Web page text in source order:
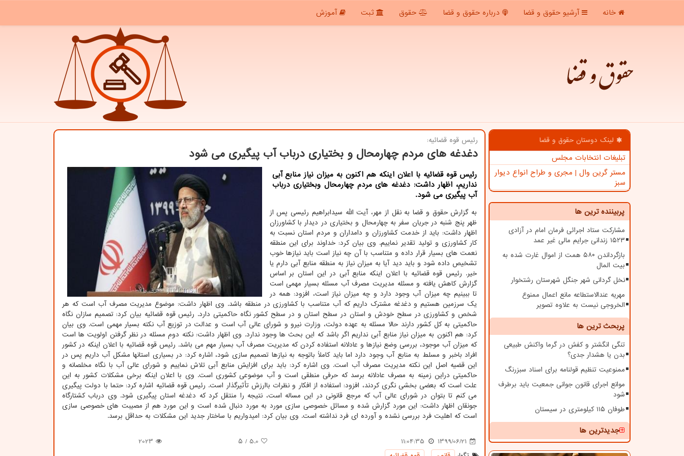
خانه آرشیو حقوق و قضا درباره حقوق و قضا حقوق ثبت آموزش
حقوق و قضا
لینک دوستان حقوق و قضا
تبلیغات انتخابات مجلس
مستر گرین وال | مجری و طراح انواع دیوار
سبز
پربیننده ترین ها
مشارکت ستاد اجرائی فرمان امام در آزادی
۱۵۲۳ زندانی جرایم مالی غیر عمد
بازگرداندن ۵۸۰ همت از اموال غارت شده به
بیت المال
نخل گردانی شهر جنگل شهرستان رشتخوار
مهریه عندالاستطاعه مانع اعمال ممنوع
الخروجی نیست به علاوه تصویر
پربحث ترین ها
تنگی انگشتر و کفش در گرما واکنش طبیعی
بدن یا هشدار جدی؟
ممنوعیت تنظیم قولنامه برای اسناد سبزرنگ
موانع اجرای قانون جوانی جمعیت باید برطرف
شود
طوفان ۱۱۵ کیلومتری در سیستان
جدیدترین ها
رئیس قوه قضائیه:
دغدغه های مردم چهارمحال و بختیاری درباب آب پیگیری می شود
رئیس قوه قضائیه با اعلان اینكه هم اكنون به میزان نیاز منابع آبی
نداریم، اظهار داشت: دغدغه های مردم چهارمحال وبختیاری درباب
آب پیگیری می شود.
به گزارش حقوق و قضا به نقل از مهر، آیت الله سیدابراهیم رئیسی پس از
ظهر پنج شنبه در جریان سفر به چهارمحال و بختیاری در دیدار با کشاورزان
اظهار داشت: باید از خدمت کشاورزان و دامداران و مردم استان نسبت به
کار کشاورزی و تولید تقدیر نماییم. وی بیان کرد: خداوند برای این منطقه
نعمت های بسیار قرار داده و متناسب با آن چه نیاز است باید نیازها خوب
تشخیص داده شود و باید دید آیا به میزان نیاز به منطقه منابع آبی دارم یا
خیر. رئیس قوه قضائیه با اعلان اینکه منابع آبی در این استان بر اساس
گزارش کاهش یافته و مسئله مدیریت مصرف آب مسئله بسیار مهمی است
تا ببینیم چه میزان آب وجود دارد و چه میزان نیاز است، افزود: همه در
یک سرزمین هستیم و دغدغه مشترک داریم که آب متناسب با کشاورزی در منطقه باشد. وی اظهار داشت: موضوع مدیریت مصرف آب است که هر
شخص و کشاورزی در سطح خودش و استان در سطح استان و در سطح کشور نگاه حاکمیتی دارد. رئیس قوه قضائیه بیان کرد: تصمیم سازان نگاه
حاکمیتی به کل کشور دارند حالا مسئله به عهده دولت، وزارت نیرو و شورای عالی آب است و عدالت در توزیع آب نکته بسیار مهمی است. وی بیان
کرد: هم اکنون به میزان نیاز منابع آبی نداریم اگر باشد که این بحث ها وجود ندارد. وی اظهار داشت: نکته دوم مسئله در نظر گرفتن اولویت ها است
که میزان آب موجود، بررسی وضع نیازها و عادلانه استفاده کردن که مدیریت مصرف آب بسیار مهم می باشد. رئیس قوه قضائیه با اعلان اینکه در کشور
افراد باخبر و مسلط به منابع آب وجود دارد اما باید کاملاً باتوجه به نیازها تصمیم سازی شود، اشاره کرد: در بسیاری استانها مشکل آب داریم پس در
این قضیه اصل این نکته مدیریت مصرف آب است. وی اشاره کرد: باید برای افزایش منابع آبی تلاش نماییم و شورای عالی آب با نگاه مخلصانه و
حاکمیتی دراین زمینه به مصرف عادلانه برسد که حرفی منطقی است و آب موضوعی کشوری است. وی با اعلان اینکه برخی مشکلات کشور به این
علت است که بعضی بخشی نگری کردند، افزود: استفاده از افکار و نظرات باارزش تأثیرگذار است. رئیس قوه قضائیه اشاره کرد: حتما با دولت پیگیری
می کنم تا بتوان در شورای عالی آب که مرجع قانونی در این مساله است، نتیجه را منتقل کرد که دغدغه استان پیگیری شود. وی درباب کشتارگاه
جونقان اظهار داشت: این مورد گزارش شده و مسائل خصوصی سازی مورد به مورد دنبال شده است و این مورد هم از مصیبت های خصوصی سازی
است که اهلیت فرد بررسی نشده و آورده ای فرد نداشته است. وی بیان کرد: امیدواریم با ساختار جدید این مشکلات به حداقل برسد.
1399/06/21
11:04:35
5.0 / ۵
2023